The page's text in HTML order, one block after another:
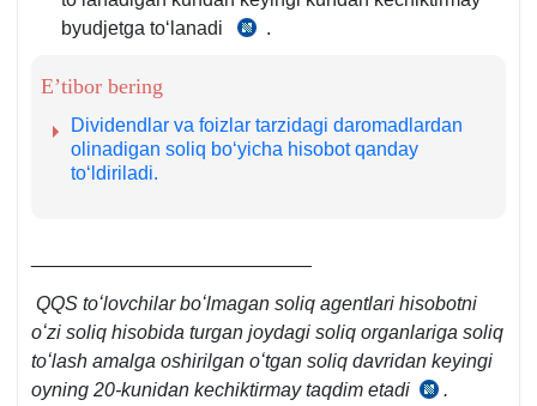
byudjetga toʻlanadi
SK
5-
6-
.
E’tibor bering
Dividendlar va foizlar tarzidagi daromadlardan
olinadigan soliq boʻyicha hisobot qanday
toʻldiriladi.
QQS toʻlovchilar boʻlmagan soliq agentlari hisobotni
oʻzi soliq hisobida turgan joydagi soliq organlariga soliq
toʻlash amalga oshirilgan oʻtgan soliq davridan keyingi
oyning 20-kunidan kechiktirmay taqdim etadi
SK
.